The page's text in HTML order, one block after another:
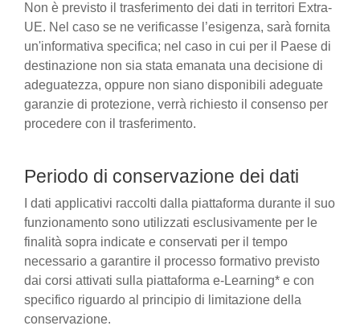
Non è previsto il trasferimento dei dati in territori Extra-
UE. Nel caso se ne verificasse l’esigenza, sarà fornita
un'informativa specifica; nel caso in cui per il Paese di
destinazione non sia stata emanata una decisione di
adeguatezza, oppure non siano disponibili adeguate
garanzie di protezione, verrà richiesto il consenso per
procedere con il trasferimento.
Periodo di conservazione dei dati
I dati applicativi raccolti dalla piattaforma durante il suo
funzionamento sono utilizzati esclusivamente per le
finalità sopra indicate e conservati per il tempo
necessario a garantire il processo formativo previsto
dai corsi attivati sulla piattaforma e-Learning* e con
specifico riguardo al principio di limitazione della
conservazione.